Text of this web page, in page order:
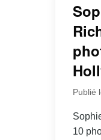
Publié
10